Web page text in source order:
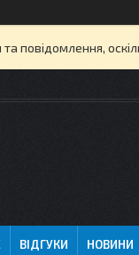
ВІДГУКИ НОВИНИ